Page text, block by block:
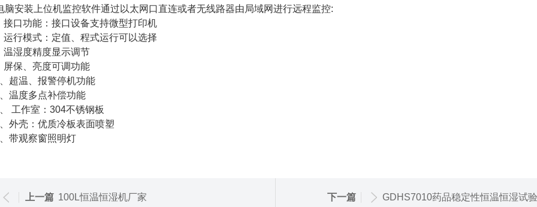
脑安装上位机监控软件通过以太网口直连或者无线路器由局域网进行远程监控:
接口功能：接口设备支持微型打印机
运行模式：定值、程式运行可以选择
温湿度精度显示调节
屏保、亮度可调功能
超温、报警停机功能
温度多点补偿功能
工作室：304不锈钢板
、外壳：优质冷板表面喷塑
、带观察窗照明灯
上一篇 100L恒温恒湿机厂家 下一篇 GDHS7010药品稳定性恒温恒湿试